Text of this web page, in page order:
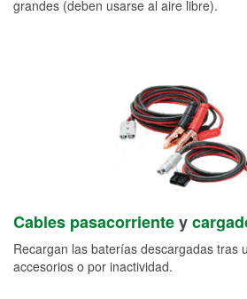
grandes (deben usarse al aire libre).
Cables pasacorrientey
Recargan las baterías descargadas tras
accesorios o por inactividad.